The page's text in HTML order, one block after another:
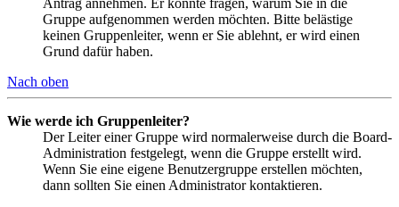
Antrag annehmen. Er könnte fragen, warum Sie in die
Gruppe aufgenommen werden möchten. Bitte belästige
keinen Gruppenleiter, wenn er Sie ablehnt, er wird einen
Grund dafür haben.
Nach oben
Wie werde ich Gruppenleiter?
Der Leiter einer Gruppe wird normalerweise durch die Board-
Administration festgelegt, wenn die Gruppe erstellt wird.
Wenn Sie eine eigene Benutzergruppe erstellen möchten,
dann sollten Sie einen Administrator kontaktieren.